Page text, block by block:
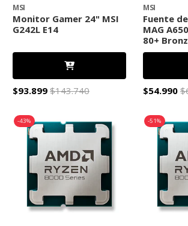
MSI
Monitor Gamer 24" MSI
G242L E14
$93.899 $143.740
MSI
Fuente
MAG
80+
$54.990
-43% -51%